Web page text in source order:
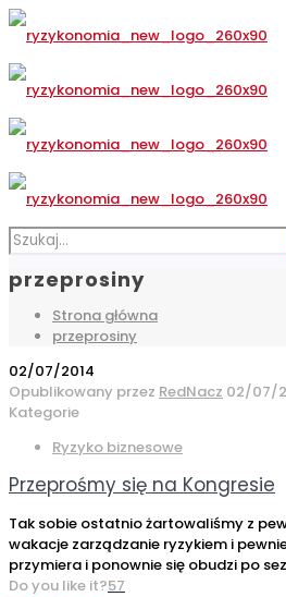
przeprosiny
Strona główna
przeprosiny
02/07/2014
Opublikowany przez RedNacz 02/07/
Kategorie
Ryzyko biznesowe
Przeprośmy się na Kongresie
Tak sobie ostatnio żartowaliśmy z
wakacje zarządzanie ryzykiem i
przymiera i ponownie się obudzi po
Do you like it?57